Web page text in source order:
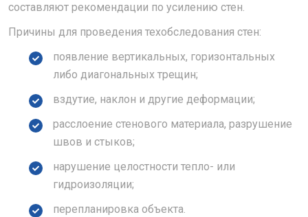
составляют рекомендации по усилению стен.
Причины для проведения техобследования стен:
появление вертикальных, горизонтальных
либо диагональных трещин;
вздутие, наклон и другие деформации;
расслоение стенового материала, разрушение
швов и стыков;
нарушение целостности тепло- или
гидроизоляции;
перепланировка объекта.